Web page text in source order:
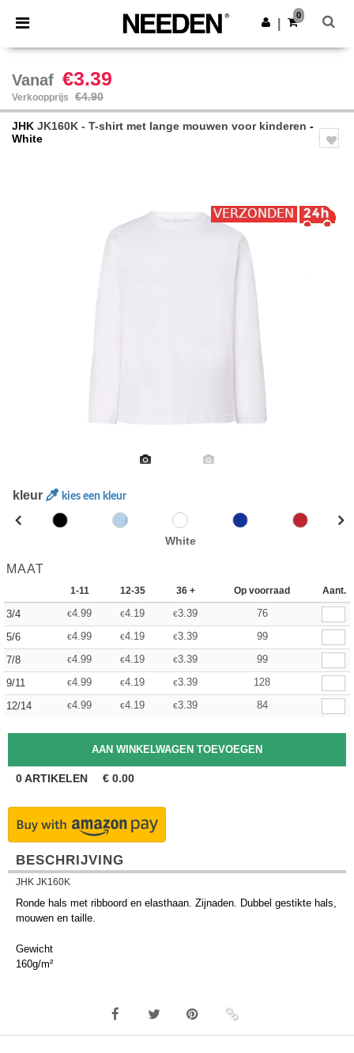
× Needen-app
Betere prijzen in de app!
Download app
0
Vanaf €3.39
Verkoopprijs €4.90
JHK JK160K - T-shirt met lange mouwen voor kinderen -
White
kleur kies een kleur
White
MAAT
1-11 12-35 36 + Op voorraad Aant.
3/4 €4.99 €4.19 €3.39
76
5/6
€4.99 €4.19 €3.39
99
7/8
€4.99 €4.19 €3.39
99
9/11
€4.99 €4.19 €3.39
128
12/14
€4.99 €4.19 €3.39 84
0ARTIKELEN € 0.00
BESCHRIJVING
JHK JK160K
Ronde hals met ribboord en elasthaan. Zijnaden. Dubbel gestikte hals,
mouwen en taille.
Gewicht
160g/m²